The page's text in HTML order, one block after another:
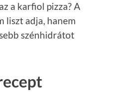
a karfiol pizza? A
liszt adja, hanem
szénhidrátot